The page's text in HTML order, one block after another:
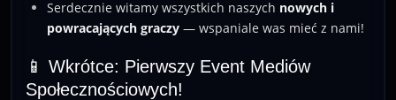
Serdecznie witamy wszystkich naszych nowych i
powracających graczy — wspaniale was mieć z nami!
📱 Wkrótce: Pierwszy Event Mediów
Społecznościowych!